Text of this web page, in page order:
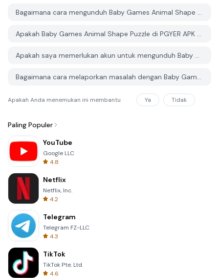
Bagaimana cara mengunduh Baby Games Animal Shape Puzzle dari PGYER APK HUB?
Apakah Baby Games Animal Shape Puzzle di PGYER APK HUB gratis untuk diunduh?
Apakah saya memerlukan akun untuk mengunduh Baby Games Animal Shape Puzzle dari PGYER APK HUB?
Bagaimana cara melaporkan masalah dengan Baby Games Animal Shape Puzzle di PGYER APK HUB?
Apakah Anda menemukan ini membantu Ya Tidak
Paling Populer
YouTube
Google LLC
4.8
Netflix
Netflix, Inc.
4.2
Telegram
Telegram FZ-LLC
4.3
TikTok
TikTok Pte. Ltd.
4.6